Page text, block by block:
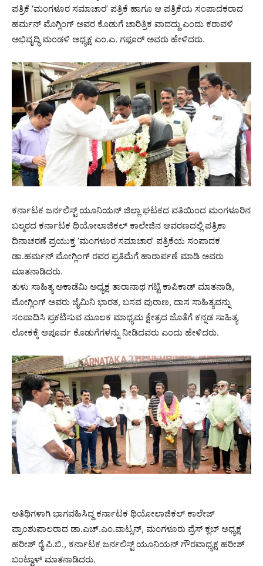
ಪತ್ರಿಕೆ ‘ಮಂಗಳೂರ ಸಮಾಚಾರ’ ಪತ್ರಿಕೆ ಹಾಗೂ ಆ ಪತ್ರಿಕೆಯ ಸಂಪಾದಕರಾದ
ಹರ್ಮನ್ ಮೊಗ್ಲಿಂಗ್ ಅವರ ಕೊಡುಗೆ ಚಾರಿತ್ರಿಕ ವಾದದ್ದು ಎಂದು ಕರಾವಳಿ
ಅಭಿವೃದ್ಧಿ ಮಂಡಳಿ ಅಧ್ಯಕ್ಷ ಎಂ.ಎ. ಗಫೂರ್ ಅವರು ಹೇಳಿದರು.
ಕರ್ನಾಟಕ ಜರ್ನಲಿಸ್ಟ್ ಯೂನಿಯನ್ ಜಿಲ್ಲಾ ಘಟಕದ ವತಿಯಿಂದ ಮಂಗಳೂರಿನ
ಬಲ್ಮಠದ ಕರ್ನಾಟಕ ಥಿಯೋಲಾಜಿಕಲ್ ಕಾಲೇಜಿನ ಆವರಣದಲ್ಲಿ ಪತ್ರಿಕಾ
ದಿನಾಚರಣೆ ಪ್ರಯುಕ್ತ ‘ಮಂಗಳೂರ ಸಮಾಚಾರ’ ಪತ್ರಿಕೆಯ ಸಂಪಾದಕ
ಡಾ.‌ಹರ್ಮನ್ ಮೋಗ್ಲಿಂಗ್ ರವರ ಪ್ರತಿಮೆಗೆ ಹಾರಾರ್ಪಣೆ ಮಾಡಿ ಅವರು
ಮಾತನಾಡಿದರು.
ತುಳು ಸಾಹಿತ್ಯ ಅಕಾಡೆಮಿ ಅಧ್ಯಕ್ಷ ತಾರಾನಾಥ ಗಟ್ಟಿ ಕಾಪಿಕಾಡ್ ಮಾತನಾಡಿ,
ಮೋಗ್ಲಿಂಗ್ ಅವರು ಜೈಮಿನಿ ಭಾರತ, ಬಸವ ಪುರಾಣ, ದಾಸ ಸಾಹಿತ್ಯವನ್ನು
ಸಂಪಾದಿಸಿ ಪ್ರಕಟಿಸುವ ಮೂಲಕ ಮಾಧ್ಯಮ ಕ್ಷೇತ್ರದ ಜೊತೆಗೆ ಕನ್ನಡ ಸಾಹಿತ್ಯ
ಲೋಕಕ್ಕೆ ಅಪೂರ್ವ ಕೊಡುಗೆಗಳನ್ನು ನೀಡಿದವರು ಎಂದು ಹೇಳಿದರು.
ಅತಿಥಿಗಳಾಗಿ ಭಾಗವಹಿಸಿದ್ದ ಕರ್ನಾಟಕ ಥಿಯೋಲಾಜಿಕಲ್ ಕಾಲೇಜ್
ಪ್ರಾಂಶುಪಾಲರಾದ ಡಾ.ಎಚ್.ಎಂ.ವಾಟ್ಸನ್, ಮಂಗಳೂರು ಪ್ರೆಸ್ ಕ್ಲಬ್ ಅಧ್ಯಕ್ಷ
ಹರೀಶ್ ರೈ ಪಿ.ಬಿ., ಕರ್ನಾಟಕ ಜರ್ನಲಿಸ್ಟ್ ಯೂನಿಯನ್ ಗೌರವಾಧ್ಯಕ್ಷ ಹರೀಶ್
ಬಂಟ್ವಾಳ್ ಮಾತನಾಡಿದರು.